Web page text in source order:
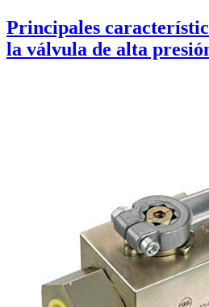
Principales
la válvula de alta